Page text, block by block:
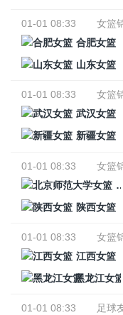
01-01 08:33
女篮
合肥女篮
山东女篮
01-01 08:33
女篮
武汉女篮
新疆女篮
01-01 08:33
女篮
陕西女篮
01-01 08:33
女篮
江西女篮
黑龙江女篮
01-01 08:33
足球